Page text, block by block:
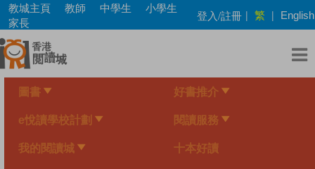
Skip
main
content
教城主頁 教師 中學生
小學生
家長
登入/註冊 | 繁 | English
圖書 好書推介
e悅讀學校計劃 閱讀服務
我的閱讀城 十本好讀